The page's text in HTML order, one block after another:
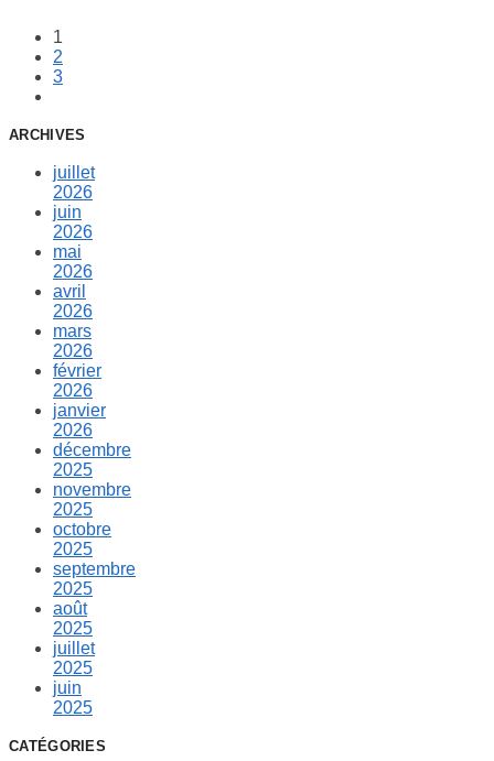
1
2
3
ARCHIVES
juillet
2026
juin
2026
mai
2026
avril
2026
mars
2026
février
2026
janvier
2026
décembre
2025
novembre
2025
octobre
2025
septembre
2025
août
2025
juillet
2025
juin
2025
CATÉGORIES